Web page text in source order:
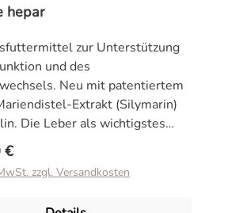
hepar
zur Unterstützung
und des
Neu mit patentiertem
Extrakt (Silymarin)
Die Leber als wichtigstes
des Körpers von Hunden
wird an jedem Tag mit vielen
Eine gezielte
€
zzgl. Versandkosten